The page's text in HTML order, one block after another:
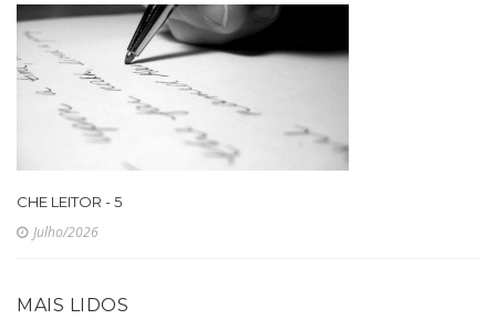
CHE LEITOR - 5
Julho/2026
MAIS LIDOS